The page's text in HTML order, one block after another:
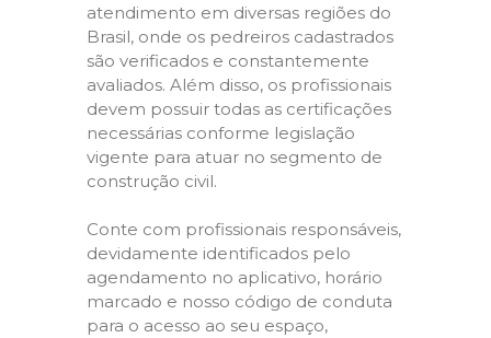
atendimento em diversas regiões do
Brasil, onde os pedreiros cadastrados
são verificados e constantemente
avaliados. Além disso, os profissionais
devem possuir todas as certificações
necessárias conforme legislação
vigente para atuar no segmento de
construção civil.
Conte com profissionais responsáveis,
devidamente identificados pelo
agendamento no aplicativo, horário
marcado e nosso código de conduta
para o acesso ao seu espaço,